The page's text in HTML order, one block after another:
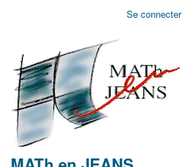
Aller
non
identifié
Se connecter